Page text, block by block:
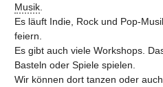
Musik
Es läuft Indie, Rock und Pop-
feiern.
Es gibt auch viele Workshops.
Basteln oder Spiele spielen.
Wir können dort tanzen oder